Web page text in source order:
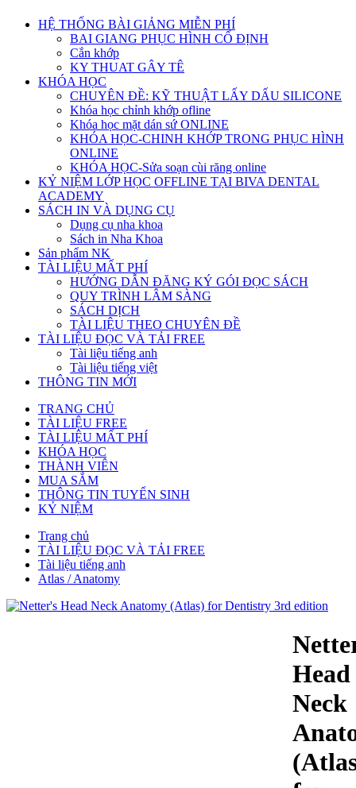
HỆ THỐNG BÀI GIẢNG MIỄN PHÍ
BAI GIANG PHỤC HÌNH CỐ ĐỊNH
Cắn khớp
KY THUAT GÂY TÊ
KHÓA HỌC
CHUYÊN ĐỀ: KỸ THUẬT LẤY DẤU SILICONE
Khóa học chỉnh khớp ofline
Khóa học mặt dán sứ ONLINE
KHÓA HỌC-CHINH KHỚP TRONG PHỤC HÌNH
ONLINE
KHÓA HỌC-Sửa soạn cùi răng online
KỶ NIỆM LỚP HỌC OFFLINE TẠI BIVA DENTAL
ACADEMY
SÁCH IN VÀ DỤNG CỤ
Dụng cụ nha khoa
Sách in Nha Khoa
Sản phẩm NK
TÀI LIỆU MẤT PHÍ
HƯỚNG DẪN ĐĂNG KÝ GÓI ĐỌC SÁCH
QUY TRÌNH LÂM SÀNG
SÁCH DỊCH
TÀI LIỆU THEO CHUYÊN ĐỀ
TÀI LIỆU ĐỌC VÀ TẢI FREE
Tài liệu tiếng anh
Tài liệu tiếng việt
THÔNG TIN MỚI
TRANG CHỦ
TÀI LIỆU FREE
TÀI LIỆU MẤT PHÍ
KHÓA HỌC
THÀNH VIÊN
MUA SẮM
THÔNG TIN TUYỂN SINH
KỶ NIỆM
Trang chủ
TÀI LIỆU ĐỌC VÀ TẢI FREE
Tài liệu tiếng anh
Atlas / Anatomy
Head
Neck